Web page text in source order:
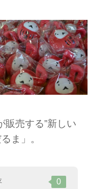
販売する”新しい
ま」。
0